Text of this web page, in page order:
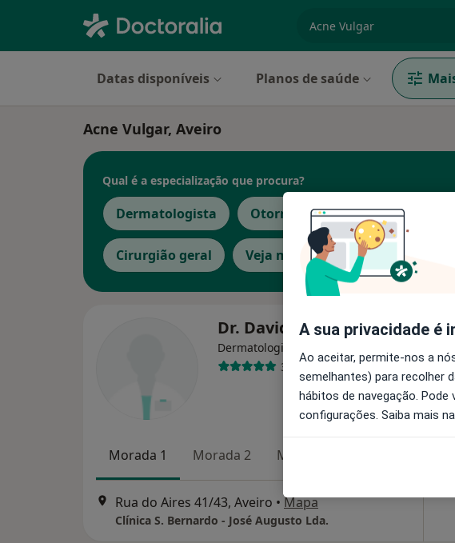
Datas disponíveis Planos de saúde
Acne Vulgar, Aveiro
Qual é a especialização que procura?
Dermatologista Otorrinolaringologista
Cirurgião geral Veja mais
Dr. David Serra
Dermatologista
3 opiniões
Morada 1 Morada 2 Morada 3
Rua do Aires 41/43, Aveiro • Mapa
Clínica S. Bernardo - José Augusto Lda.
A sua privacidade é
Ao aceitar, permite-nos a
semelhantes) para recolher
hábitos de navegação.
configurações. Saiba mais na